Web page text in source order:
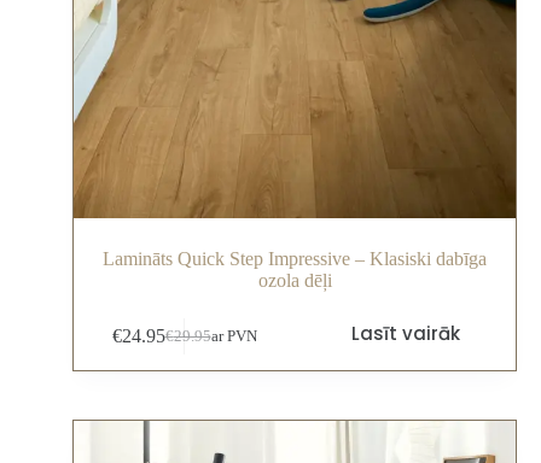
Lamināts Quick Step Impressive – Klasiski dabīga
ozola dēļi
€29.95
€24.95 ar PVN Lasīt vairāk